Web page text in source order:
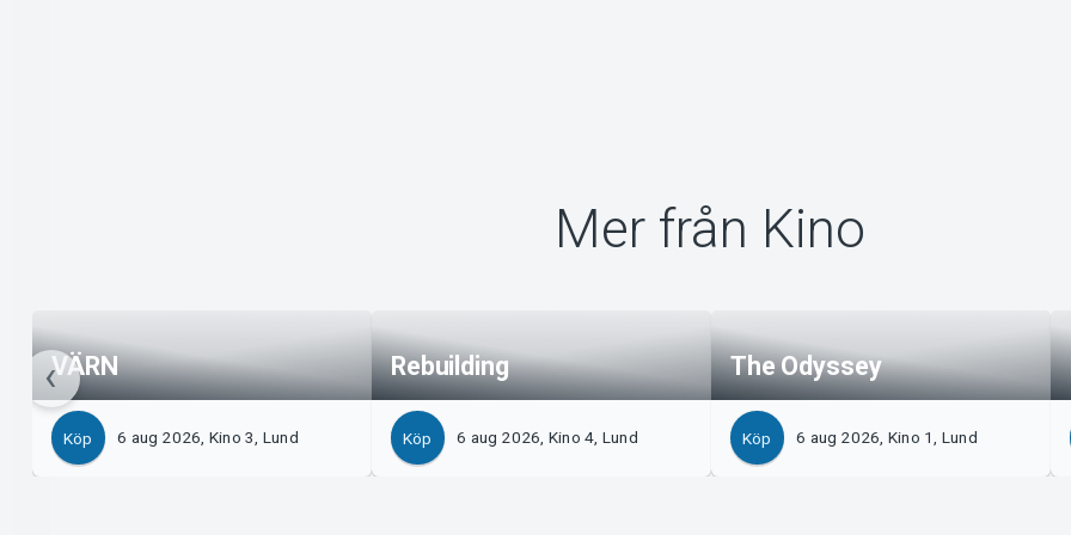
Mer från Kino
VÄRN
Köp 6 aug 2026, Kino 3, Lund
Rebuilding
Köp 6 aug 2026, Kino 4, Lund
The Odyssey
Köp 6 aug 2026, Kino 1, Lund